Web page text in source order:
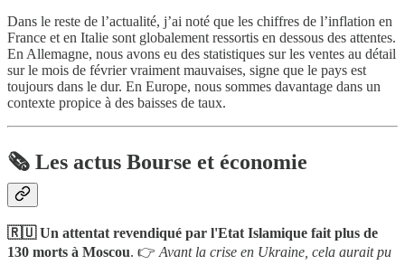
Dans le reste de l’actualité, j’ai noté que les chiffres de l’inflation en
France et en Italie sont globalement ressortis en dessous des attentes.
En Allemagne, nous avons eu des statistiques sur les ventes au détail
sur le mois de février vraiment mauvaises, signe que le pays est
toujours dans le dur. En Europe, nous sommes davantage dans un
contexte propice à des baisses de taux.
🗞️ Les actus Bourse et économie
🇷🇺 Un attentat revendiqué par l'Etat Islamique fait plus de
130 morts à Moscou. 👉 Avant la crise en Ukraine, cela aurait pu